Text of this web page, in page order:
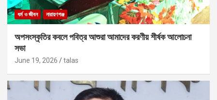
ধর্ম ও জীবন নারায়ণগঞ্জ
অপসংস্কৃতির কবলে পবিত্র আশুরা আমাদের করণীয় শীর্ষক আলোচনা
সভা
June 19, 2026 talas